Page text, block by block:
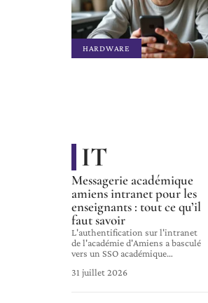
HARDWARE
IT
Messagerie académique
amiens intranet pour les
enseignants : tout ce qu’il
faut savoir
L'authentification sur l'intranet
de l'académie d'Amiens a basculé
vers un SSO académique…
31 juillet 2026